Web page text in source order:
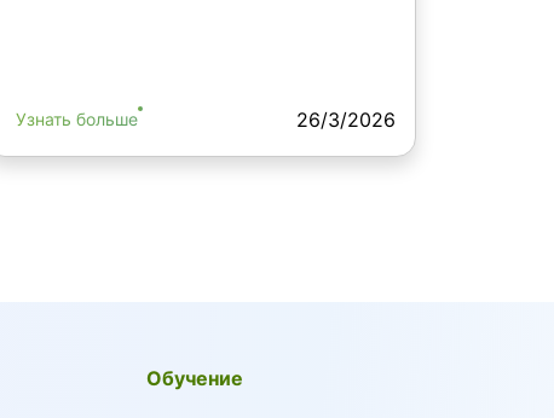
Узнать больше 26/3/2026
Обучение